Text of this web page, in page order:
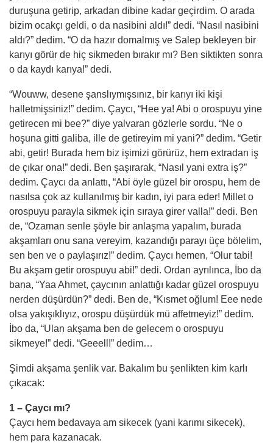
duruşuna getirip, arkadan dibine kadar geçirdim. O arada
bizim ocakçı geldi, o da nasibini aldı!” dedi. “Nasıl nasibini
aldı?” dedim. “O da hazır domalmış ve Salep bekleyen bir
karıyı görür de hiç sikmeden bırakır mı? Ben siktikten sonra
o da kaydı karıya!” dedi.
“Wouww, desene şanslıymışsınız, bir karıyı iki kişi
halletmişsiniz!” dedim. Çaycı, “Hee ya! Abi o orospuyu yine
getirecen mi bee?” diye yalvaran gözlerle sordu. “Ne o
hoşuna gitti galiba, ille de getireyim mi yani?” dedim. “Getir
abi, getir! Burada hem biz işimizi görürüz, hem extradan iş
de çıkar ona!” dedi. Ben şaşırarak, “Nasıl yani extra iş?”
dedim. Çaycı da anlattı, “Abi öyle güzel bir orospu, hem de
nasılsa çok az kullanılmış bir kadın, iyi para eder! Millet o
orospuyu parayla sikmek için sıraya girer valla!” dedi. Ben
de, “Ozaman senle şöyle bir anlaşma yapalım, burada
akşamları onu sana vereyim, kazandığı parayı üçe bölelim,
sen ben ve o paylaşırız!” dedim. Çaycı hemen, “Olur tabi!
Bu akşam getir orospuyu abi!” dedi. Ordan ayrılınca, İbo da
bana, “Yaa Ahmet, çaycının anlattığı kadar güzel orospuyu
nerden düşürdün?” dedi. Ben de, “Kısmet oğlum! Eee nede
olsa yakışıkl ıyız, orospu düşürdük mü affetmeyiz!” dedim.
bo da, “Ulan akşama ben de gelecem o orospuyu
sikmeye!” dedi. “Geeell!” dedim…
Şimdi akşama şenlik var. Bakalım bu şenlikten kim karlı
çıkacak:
1 – Çaycı mı?
Çaycı hem bedavaya am sikecek (yani karımı sikecek),
hem para kazanacak.